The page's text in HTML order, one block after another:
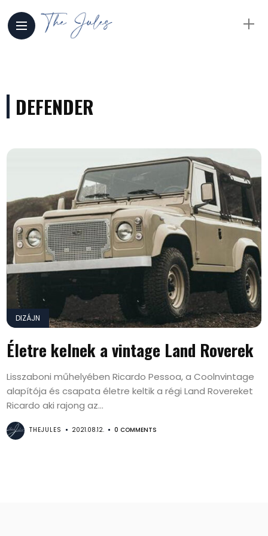
DEFENDER
DIZÁJN
Életre kelnek a vintage Land Roverek
Lisszaboni műhelyében Ricardo Pessoa, a Coolnvintage
alapítója és csapata életre keltik a régi Land Rovereket
Ricardo aki rajong az...
THEJULES 2021.08.12. 0 COMMENTS